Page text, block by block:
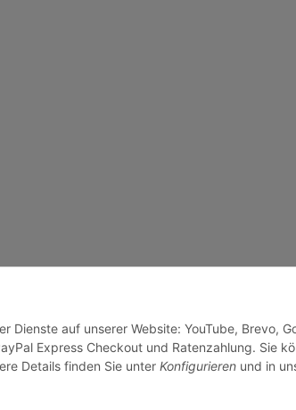
Dienste auf unserer Website: YouTube, Brevo,
Express Checkout und Ratenzahlung. Sie
Details finden Sie unter Konfigurieren und in